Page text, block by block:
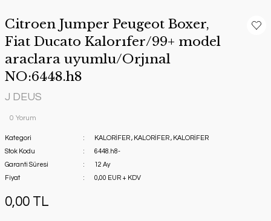
Citroen Jumper Peugeot Boxer,
Fiat Ducato Kalorıfer/99+ model
araclara uyumlu/Orjınal
NO:6448.h8
J DEUS
0 Yorum
Kategori KALORİFER , KALORİFER , KALORİFER
Stok Kodu
6448.h8-
Garanti Süresi
12 Ay
Fiyat
0,00 EUR + KDV
0,00 TL